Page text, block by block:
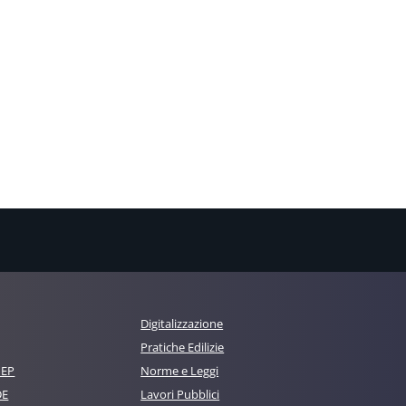
Digitalizzazione
Pratiche Edilizie
Norme e Leggi
Lavori Pubblici